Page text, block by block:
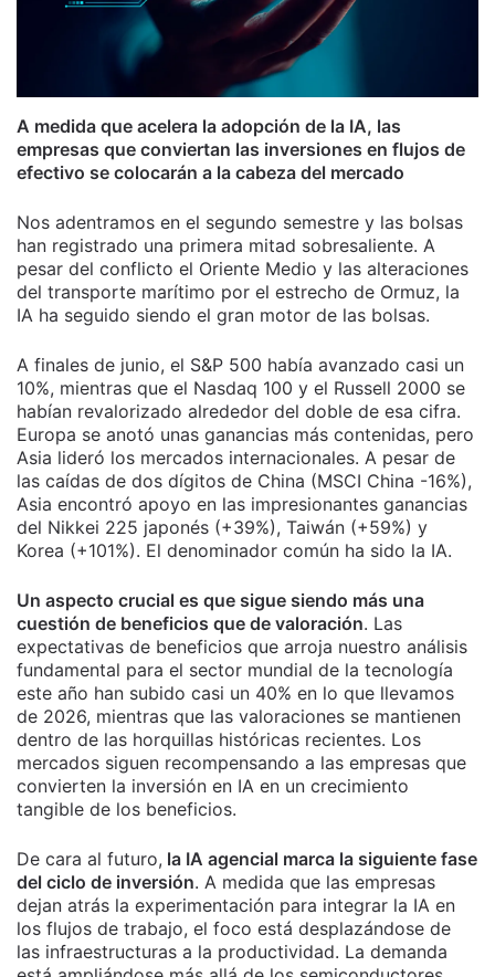
A medida que acelera la adopción de la IA, las
empresas que conviertan las inversiones en flujos de
efectivo se colocarán a la cabeza del mercado
Nos adentramos en el segundo semestre y las bolsas
han registrado una primera mitad sobresaliente. A
pesar del conflicto el Oriente Medio y las alteraciones
del transporte marítimo por el estrecho de Ormuz, la
IA ha seguido siendo el gran motor de las bolsas.
A finales de junio, el S&P 500 había avanzado casi un
10%, mientras que el Nasdaq 100 y el Russell 2000 se
habían revalorizado alrededor del doble de esa cifra.
Europa se anotó unas ganancias más contenidas, pero
Asia lideró los mercados internacionales. A pesar de
las caídas de dos dígitos de China (MSCI China -16%),
Asia encontró apoyo en las impresionantes ganancias
del Nikkei 225 japonés (+39%), Taiwán (+59%) y
Korea (+101%). El denominador común ha sido la IA.
Un aspecto crucial es que sigue siendo más una
cuestión de beneficios que de valoración. Las
expectativas de beneficios que arroja nuestro análisis
fundamental para el sector mundial de la tecnología
este año han subido casi un 40% en lo que llevamos
de 2026, mientras que las valoraciones se mantienen
dentro de las horquillas históricas recientes. Los
mercados siguen recompensando a las empresas que
convierten la inversión en IA en un crecimiento
tangible de los beneficios.
De cara al futuro, la IA agencial marca la siguiente fase
del ciclo de inversión. A medida que las empresas
dejan atrás la experimentación para integrar la IA en
los flujos de trabajo, el foco está desplazándose de
las infraestructuras a la productividad. La demanda